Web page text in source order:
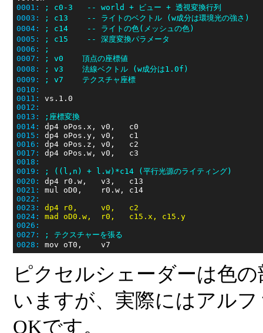
0001:
; c0-3   -- world + ビュー + 透視変換行列
0003:
; c13    -- ライトのベクトル (w成分は環境光の強さ)
0004:
; c14    -- ライトの色(メッシュの色)
0005:
; c15    -- 深度変換パラメータ
0006:
;
0007:
; v0    頂点の座標値
0008:
; v3    法線ベクトル (w成分は1.0f)
0009:
; v7    テクスチャ座標
0010:
0011:
0012:
0013:
;座標変換
0014:
0015:
0016:
0017:
0018:
0019:
; ((l,n) + l.w)*c14 (平行光源のライティング)
0020:
0021:
0022:
0023:
dp4 r0,     v0,   c2
0024:
mad oD0.w,  r0,   c15.x, c15.y
0026:
0027:
; テクスチャーを張る
0028:
ピクセルシェーダーは色
いますが、実際にはアル
OKです。